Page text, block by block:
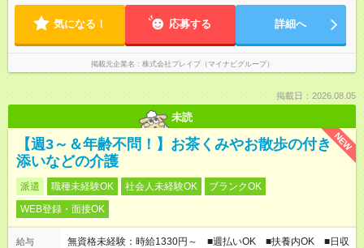
気になる！ 応募する 詳細へ
掲載元企業名 株式会社ブレイブ（マイナビグループ）
掲載日：2026.08.05
未読
NEW
【週3～＆年齢不問！】お茶くみやお散歩の付き
添いなどの介護
派遣 職種未経験OK 社会人未経験OK
ブランクOK
WEB登録・面接OK
給与
無資格未経験：時給1330円～ ■週払いOK ■扶養内OK ■日収